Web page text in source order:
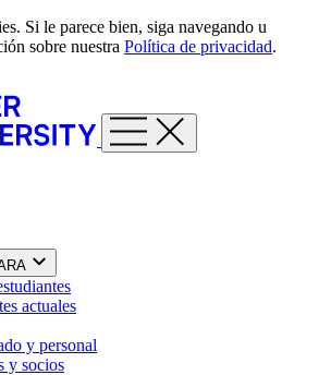
Si le parece bien, siga navegando u
sobre nuestra Política de privacidad.
actuales
y personal
y socios